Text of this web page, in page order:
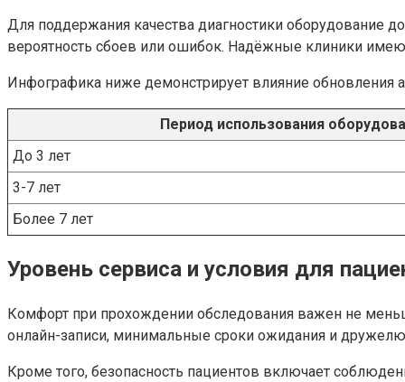
Для поддержания качества диагностики оборудование
вероятность сбоев или ошибок. Надёжные клиники
Инфографика ниже демонстрирует влияние обновления
Период использования
До 3 лет
3-7 лет
Более 7 лет
Уровень сервиса и условия для
Комфорт при прохождении обследования важен не
онлайн-записи, минимальные сроки ожидания и
Кроме того, безопасность пациентов включает